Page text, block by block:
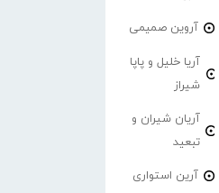
آروین صمیمی
آریا خلیل و پاپا
شیراز
آریان شیران و
تبعید
آرین استواری